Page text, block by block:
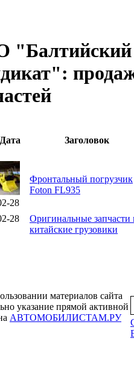
"Балтийский
Заголовок
28
Фронтальный погрузчик
Foton FL935
28
Оригинальные запчасти
китайские грузовики
материалов сайта
указание прямой активной
АВТОМОБИЛИСТАМ.РУ